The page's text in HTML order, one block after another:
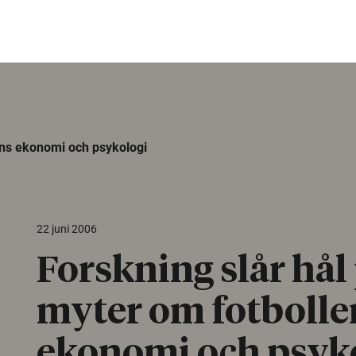
ekonomi och psykologi
22 juni 2006
Forskning slår hål
myter om